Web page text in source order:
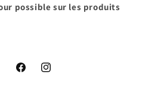
possible sur les produits
FacebookInstagram